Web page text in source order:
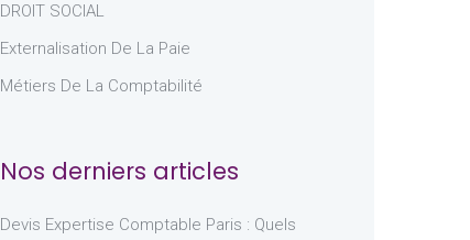
DROIT SOCIAL
Externalisation De La Paie
Métiers De La Comptabilité
Nos derniers articles
Devis Expertise Comptable Paris : Quels